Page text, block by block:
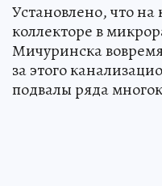
Установлено, что
коллекторе в
Мичуринска
за этого
подвалы ряда